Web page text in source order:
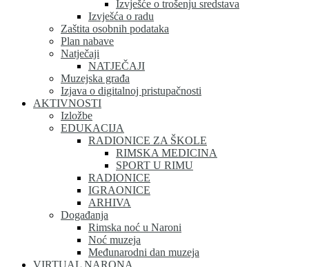
Izvješće o trošenju sredstava
Izvješća o radu
Zaštita osobnih podataka
Plan nabave
Natječaji
NATJEČAJI
Muzejska građa
Izjava o digitalnoj pristupačnosti
AKTIVNOSTI
Izložbe
EDUKACIJA
RADIONICE ZA ŠKOLE
RIMSKA MEDICINA
SPORT U RIMU
RADIONICE
IGRAONICE
ARHIVA
Događanja
Rimska noć u Naroni
Noć muzeja
Međunarodni dan muzeja
VIRTUAL NARONA